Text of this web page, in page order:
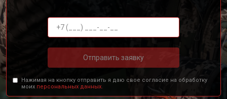
Отправить заявку
Нажимая на кнопку отправить я даю свое согласие на обработку
моих персональных данных.